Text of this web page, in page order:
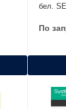
бел.
По